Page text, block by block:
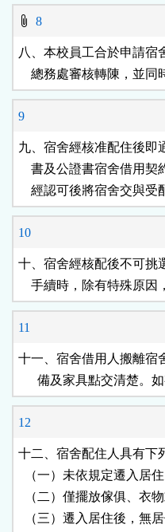
8
八、本校員工合於申請宿
總務處審核轉陳，並同
9
九、宿舍經核准配住後即
書及公證書宿舍借用
經認可後將宿舍交與受
10
十、宿舍經核配後不可挑
手續時，除有特殊原
11
十一、宿舍借用人搬離宿
備及家具點交清楚
12
十二、宿舍配住人具有下
（一）未依規定遷入居住
（二）僅擺放傢俱、衣
（三）遷入居住後，無